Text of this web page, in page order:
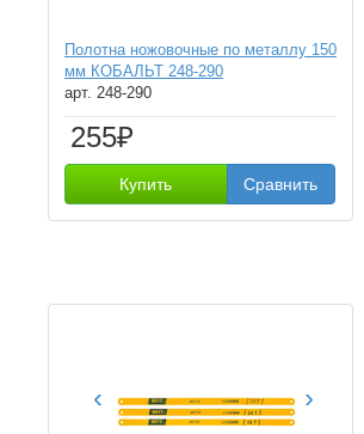
Полотна ножовочные по металлу 150
мм КОБАЛЬТ 248-290
арт. 248-290
255₽
Купить Сравнить
‹ ›